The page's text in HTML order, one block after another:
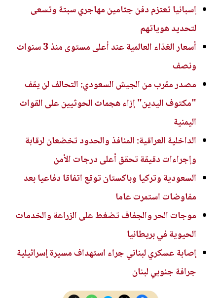
إسبانيا تعتزم دفن جثامين مهاجري سبتة وتسعى
لتحديد هوياتهم
أسعار الغذاء العالمية عند أعلى مستوى منذ 3 سنوات
ونصف
مصدر مقرب من الجيش السعودي: التحالف لن يقف
"مكتوف اليدين" إزاء هجمات الحوثيين على القوات
اليمنية
الداخلية العراقية: المنافذ والحدود تخضعان لرقابة
وإجراءات دقيقة تحقق أعلى درجات الأمن
السعودية وتركيا وباكستان توقع اتفاقا دفاعيا بعد
مفاوضات استمرت عاما
موجات الحر والجفاف تضغط على الزراعة والخدمات
الحيوية في بريطانيا
إصابة عسكري لبناني جراء استهداف مسيرة إسرائيلية
جرافة جنوبي لبنان